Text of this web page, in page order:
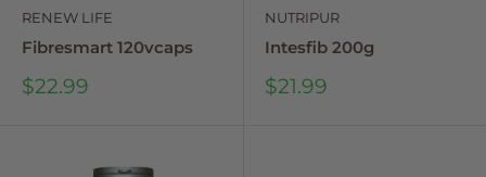
RENEW LIFE
Fibresmart 120vcaps
Sale
$22.99
NUTRIPUR
Intesfib 200g
Sale
$21.99